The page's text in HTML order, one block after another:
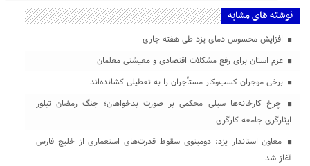
نوشته های مشابه
افزایش محسوس دمای یزد طی هفته جاری
عزم استان برای رفع مشکلات اقتصادی و معیشتی معلمان
برخی موجران کسب‌وکار مستأجران را به تعطیلی کشانده‌اند
چرخ کارخانه‌ها سیلی محکمی بر صورت بدخواهان؛ جنگ رمضان تبلور
ایثارگری جامعه کارگری
معاون استاندار یزد: دومینوی سقوط قدرت‌های استعماری از خلیج فارس
آغاز شد